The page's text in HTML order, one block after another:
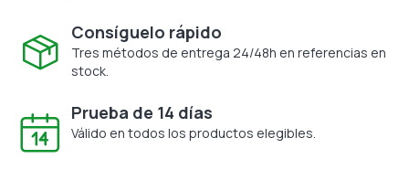
Consíguelo rápido
Tres métodos de entrega 24/48h en referencias en
stock.
Prueba de 14 días
Válido en todos los productos elegibles.